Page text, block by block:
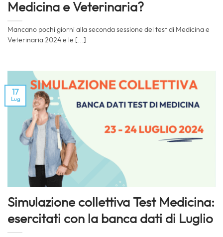
Medicina e Veterinaria?
Mancano pochi giorni alla seconda sessione del test di Medicina e
Veterinaria 2024 e le [...]
Simulazione collettiva Test Medicina:
esercitati con la banca dati di Luglio
17
Lug